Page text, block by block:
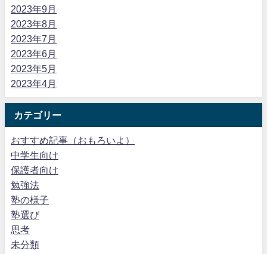
2023年9月
2023年8月
2023年7月
2023年6月
2023年5月
2023年4月
カテゴリー
おすすめ記事（おもろいよ）
中学生向け
保護者向け
勉強法
塾の様子
塾選び
思考
未分類